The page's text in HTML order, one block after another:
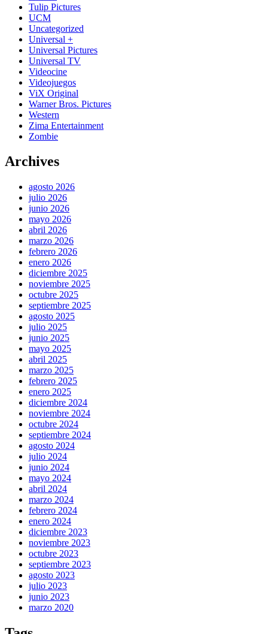
Tulip Pictures
UCM
Uncategorized
Universal +
Universal Pictures
Universal TV
Videocine
Videojuegos
ViX Original
Warner Bros. Pictures
Western
Zima Entertainment
Zombie
Archives
agosto 2026
julio 2026
junio 2026
mayo 2026
abril 2026
marzo 2026
febrero 2026
enero 2026
diciembre 2025
noviembre 2025
octubre 2025
septiembre 2025
agosto 2025
julio 2025
junio 2025
mayo 2025
abril 2025
marzo 2025
febrero 2025
enero 2025
diciembre 2024
noviembre 2024
octubre 2024
septiembre 2024
agosto 2024
julio 2024
junio 2024
mayo 2024
abril 2024
marzo 2024
febrero 2024
enero 2024
diciembre 2023
noviembre 2023
octubre 2023
septiembre 2023
agosto 2023
julio 2023
junio 2023
marzo 2020